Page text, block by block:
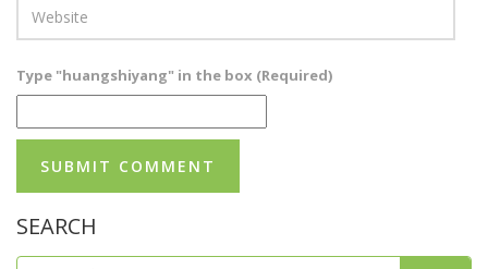
Type "huangshiyang" in the box (Required)
SEARCH